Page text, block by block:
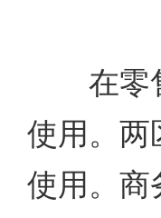
在零售
使用。两
使用。商